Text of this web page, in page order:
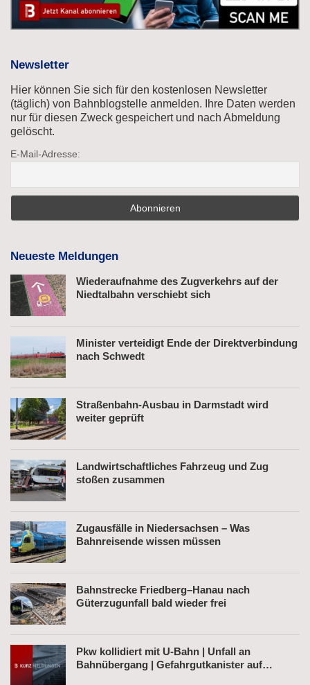
Newsletter
Hier können Sie sich für den kostenlosen Newsletter
(täglich) von Bahnblogstelle anmelden. Ihre Daten werden
nur für diesen Zweck gespeichert und nach Abmeldung
gelöscht.
E-Mail-Adresse:
Neueste Meldungen
Wiederaufnahme des Zugverkehrs auf der
Niedtalbahn verschiebt sich
Minister verteidigt Ende der Direktverbindung
nach Schwedt
Straßenbahn-Ausbau in Darmstadt wird
weiter geprüft
Landwirtschaftliches Fahrzeug und Zug
stoßen zusammen
Zugausfälle in Niedersachsen – Was
Bahnreisende wissen müssen
Bahnstrecke Friedberg–Hanau nach
Güterzugunfall bald wieder frei
Pkw kollidiert mit U-Bahn | Unfall an
Bahnübergang | Gefahrgutkanister auf